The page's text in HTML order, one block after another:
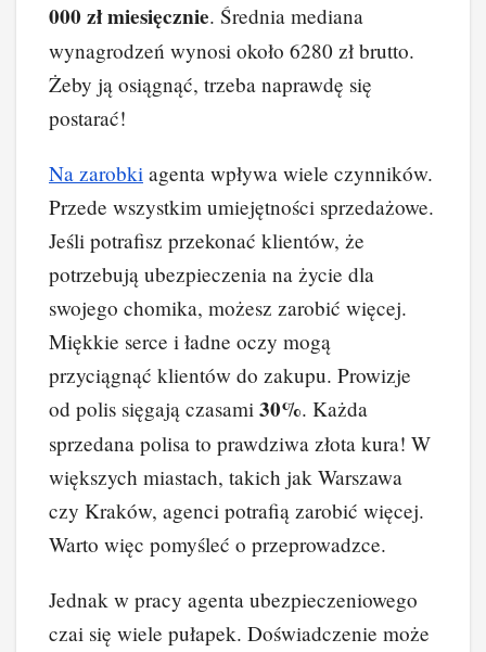
000 zł miesięcznie. Średnia mediana
wynagrodzeń wynosi około 6280 zł brutto.
Żeby ją osiągnąć, trzeba naprawdę się
postarać!
Na zarobki agenta wpływa wiele czynników.
Przede wszystkim umiejętności sprzedażowe.
Jeśli potrafisz przekonać klientów, że
potrzebują ubezpieczenia na życie dla
swojego chomika, możesz zarobić więcej.
Miękkie serce i ładne oczy mogą
przyciągnąć klientów do zakupu. Prowizje
od polis sięgają czasami 30%. Każda
sprzedana polisa to prawdziwa złota kura! W
większych miastach, takich jak Warszawa
czy Kraków, agenci potrafią zarobić więcej.
Warto więc pomyśleć o przeprowadzce.
Jednak w pracy agenta ubezpieczeniowego
czai się wiele pułapek. Doświadczenie może